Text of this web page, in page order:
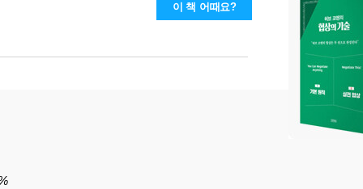
이 책 어때요?